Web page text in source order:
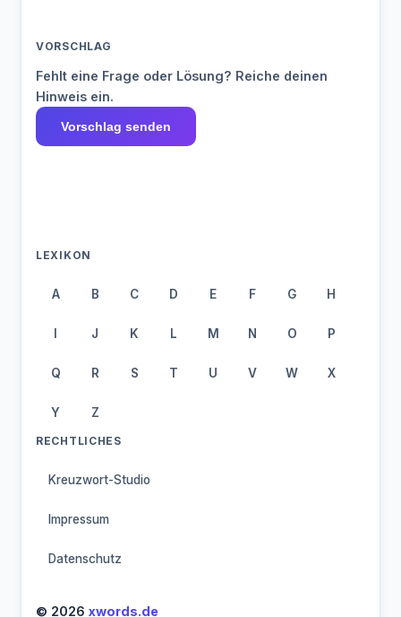
VORSCHLAG
Fehlt eine Frage oder Lösung? Reiche deinen
Hinweis ein.
Vorschlag senden
LEXIKON
A B C D E F G H
I J K L M N O P
Q R S T U V W X
Y Z
RECHTLICHES
Kreuzwort-Studio
Impressum
Datenschutz
© 2026 xwords.de